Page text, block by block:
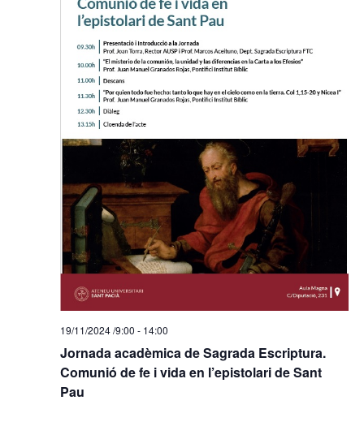
Jornada acadèmica de ​Sagrada Escriptura.
Comunió de fe i vida en l’epistolari de Sant
Pau
19/11/2024 /9:00 - 14:00